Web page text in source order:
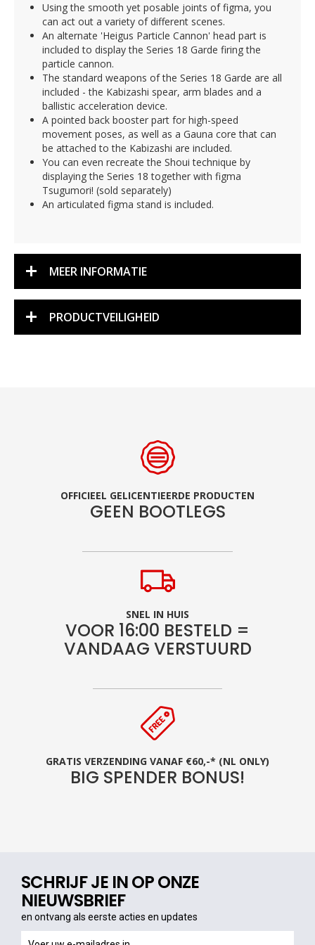
Using the smooth yet posable joints of figma, you
can act out a variety of different scenes.
An alternate 'Heigus Particle Cannon' head part is
included to display the Series 18 Garde firing the
particle cannon.
The standard weapons of the Series 18 Garde are all
included - the Kabizashi spear, arm blades and a
ballistic acceleration device.
A pointed back booster part for high-speed
movement poses, as well as a Gauna core that can
be attached to the Kabizashi are included.
You can even recreate the Shoui technique by
displaying the Series 18 together with figma
Tsugumori! (sold separately)
An articulated figma stand is included.
MEER INFORMATIE
PRODUCTVEILIGHEID
OFFICIEEL GELICENTIEERDE PRODUCTEN
GEEN BOOTLEGS
SNEL IN HUIS
VOOR 16:00 BESTELD =
VANDAAG VERSTUURD
GRATIS VERZENDING VANAF €60,-* (NL ONLY)
BIG SPENDER BONUS!
SCHRIJF JE IN OP ONZE
NIEUWSBRIEF
en ontvang als eerste acties en updates